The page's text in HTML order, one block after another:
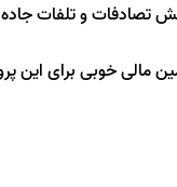
و تلفات
مالی خوبی برای این